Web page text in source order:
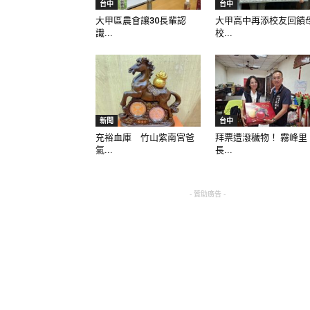
台中
大甲區農會讓30長輩認
識...
台中
大甲高中再添校友回饋
校...
新聞
充裕血庫 竹山紫南宮爸
氣...
台中
拜票遭潑穢物！ 霧峰里
長...
- 贊助廣告 -